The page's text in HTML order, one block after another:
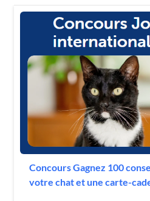
Concours Gagnez 100
votre chat et une carte-